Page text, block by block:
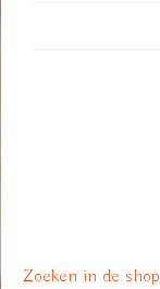
Zoeken in de shop